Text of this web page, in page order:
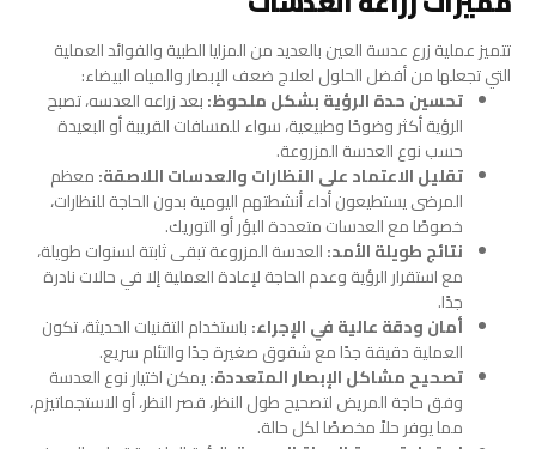
تتميز عملية زرع عدسة العين بالعديد من المزايا الطبية والفوائد العملية
التي تجعلها من أفضل الحلول لعلاج ضعف الإبصار والمياه البيضاء:
تحسين حدة الرؤية بشكل ملحوظ:بعد زراعه العدسه، تصبح
الرؤية أكثر وضوحًا وطبيعية، سواء للمسافات القريبة أو البعيدة
حسب نوع العدسة المزروعة.
تقليل الاعتماد على النظارات والعدسات اللاصقة:معظم
المرضى يستطيعون أداء أنشطتهم اليومية بدون الحاجة للنظارات،
خصوصًا مع العدسات متعددة البؤر أو التوريك.
نتائج طويلة الأمد:العدسة المزروعة تبقى ثابتة لسنوات طويلة،
مع استقرار الرؤية وعدم الحاجة لإعادة العملية إلا في حالات نادرة
جدًا.
أمان ودقة عالية في الإجراء:باستخدام التقنيات الحديثة، تكون
العملية دقيقة جدًا مع شقوق صغيرة جدًا والتئام سريع.
تصحيح مشاكل الإبصار المتعددة:يمكن اختيار نوع العدسة
وفق حاجة المريض لتصحيح طول النظر، قصر النظر، أو الاستجماتيزم،
مما يوفر حلاً مخصصًا لكل حالة.